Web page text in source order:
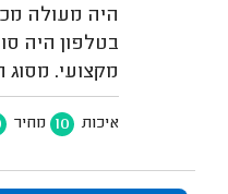
היה מעולה
בטלפון היה
מקצועי.
איכות 10 מחיר